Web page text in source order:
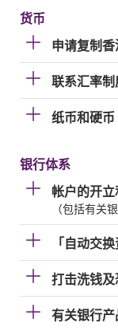
货币
申请复制
联系汇率制
纸币和硬币
银行体系
帐户的开立
（包括有关
「自动交
打击洗钱
有关银行